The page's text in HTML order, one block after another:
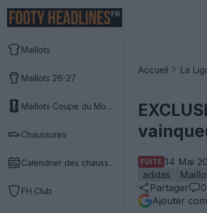
FR
Maillots
Maillots 26-27
Maillots Coupe du Monde 2026
Chaussures
Calendrier des chaussures
FH Club
Accueil La
FUITE 14 Mai
adidas
Partager
0
Ajouter